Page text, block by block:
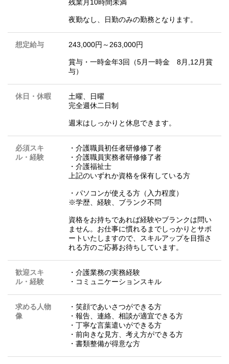
残業月10時間未満
夜勤なし、日勤のみの勤務となります。
想定給与 243,000円～263,000円
賞与・一時金年3回（5月一時金 8月,12月賞
与）
休日・休暇
土曜、日曜
完全週休二日制
週末はしっかりと休息できます。
必須スキ
ル・経験
・介護職員初任者研修修了者
・介護職員実務者研修修了者
・介護福祉士
上記のいずれか資格を保有している方
・パソコンが使える方（入力程度）
※学歴、経験、ブランク不問
資格をお持ちであれば経験やブランクは問い
ません。お仕事に慣れるまでしっかりとサポ
ートいたしますので、スキルアップを目指さ
れる方のご応募お待ちしています。
歓迎スキ
ル・経験
・介護業務の実務経験
・コミュニケーションスキル
求める人物
像
・笑顔であいさつができる方
・報告、連絡、相談が適宜できる方
・丁寧な言葉遣いができる方
・前向きな見方、考え方ができる方
・書類整備が得意な方